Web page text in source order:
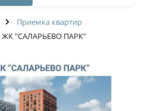
Приемка квартир
"САЛАРЬЕВО ПАРК"